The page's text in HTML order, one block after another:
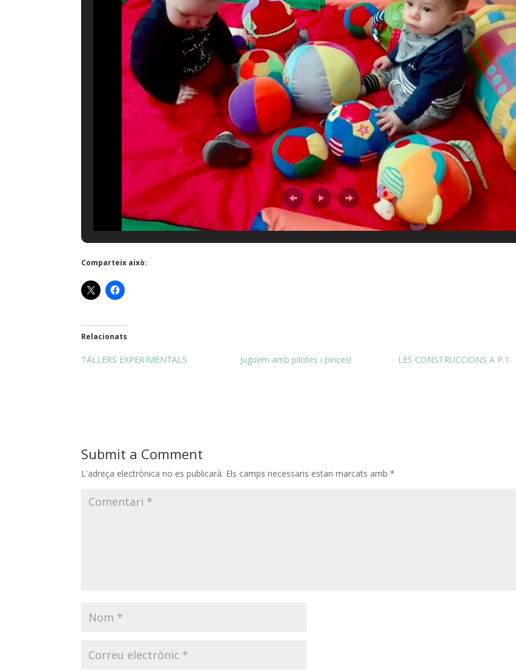
Comparteix això:
Relacionats
TALLERS EXPERIMENTALS Juguem amb pilotes i pinces! LES CONSTRUCCIONS A P.1.
Submit a Comment
L'adreça electrònica no es publicarà. Els camps necessaris estan marcats amb*